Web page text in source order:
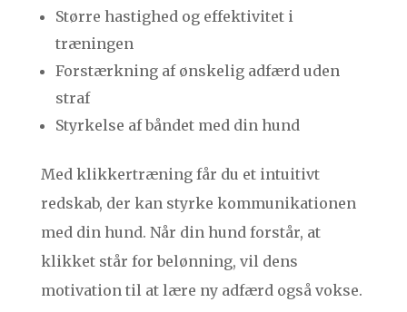
Større hastighed og effektivitet i
træningen
Forstærkning af ønskelig adfærd uden
straf
Styrkelse af båndet med din hund
Med klikkertræning får du et intuitivt
redskab, der kan styrke kommunikationen
med din hund. Når din hund forstår, at
klikket står for belønning, vil dens
motivation til at lære ny adfærd også vokse.